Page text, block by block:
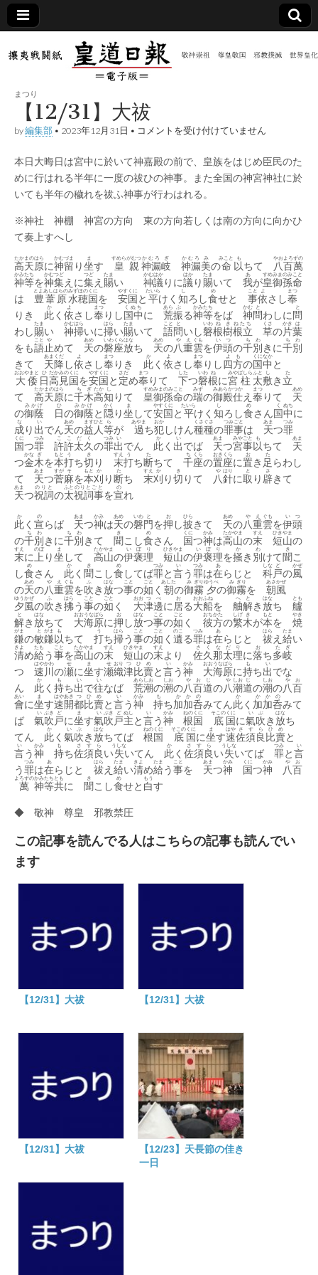
皇道
日報
（防
共新
聞）
電子
版
敬神
尊皇
｜昭
和八
年創
刊
実
践
攘夷
戦闘
まつり
【12/31】大祓
by編集部 • 2023年12月31日 • 【12/31】
は
コメントを受け付けていません
本日大晦日は宮中に於いて神嘉殿の前で、皇族をはじめ臣民のた
めに行はれる半年に一度の祓ひの神事。また全国の神宮神社に於
いても半年の穢れを祓ふ神事が行わはれる。
※神社 神棚 神宮の方向 東の方向若しくは南の方向に向かひ
て奏上すへし
高天原
たかまのはら
に神
かむ
留
づま
り坐
ま
す 皇親
すめらがむつ
神漏
かむろ
岐
ぎ
神漏
かむろ
美
み
の命
みこと
以
も
ちて 八百萬
やおよろずの
神
かみ
等
たち
を神
かむ
集
つど
えに集
つど
え 賜
たま
い 神議
かむはか
りに議
はか
り 賜
たま
いて 我
あ
が皇御孫命
すめみまのみこと
は 豊葦原
とよあしはらの
水穂国
みずほのくに
を 安国
やすくに
と 平
たいら
けく 知
し
ろし食
め
せと 事
こと
依
よ
さし奉
まつ
りき 此
か
く 依
よ
さし奉
まつ
りし国中
くぬち
に 荒
あら
振
ぶ
る神
かみ
等
たち
をば 神
かむ
問
と
わしに問
と
わし賜
たま
い 神
かむ
掃
はら
いに掃
はら
い賜
たま
いて 語
こと
問
と
いし磐
いわ
根
ね
樹
き
根立
ねたち
草
くさ
の片
かき
葉
は
をも語
こと
止
や
めて 天
あめ
の磐
いわ
座
くら
放
はな
ち 天
あめ
の八
や
重
え
雲
ぐも
を伊
い
頭
つ
の千
ち
別
わ
きに千
ち
別
わ
きて 天
あま
降
くだ
し依
よ
さし奉
まつ
りき 此
か
く 依
よ
さし奉
まつ
りし四
よ
方
も
の国
くに
中
なか
と
大倭
おおやまと
日
ひ
高
だか
見
みの
国
くに
を安
やす
国
くに
と 定
さだ
め奉
まつ
りて 下
した
つ磐
いわ
根
ね
に宮
みや
柱
ばしら
太
ふと
敷
し
き 立
た
て 高天原
たかまのはら
に千
ち
木
ぎ
高
たか
知
し
りて 皇御孫命
すめみまのみこと
の瑞
みず
の御殿
みあらか
仕
つか
え 奉
まつ
りて 天
あめ
の御蔭
みかげ
日
ひ
の御蔭
みかげ
と隠
かく
り坐
ま
して安
やす
国
くに
と 平
たいら
けく 知
し
ろし食
め
さん国
く
中
ぬち
に
成
な
り 出
い
でん天
あめ
の益人
ますひと
等
ら
が 過
あやま
ち犯
おか
しけん種
くさ
種
ぐさ
の罪事
つみごと
は 天
あま
つ罪
つみ
国
くに
つ罪
つみ
許許太久
ここだく
の罪
つみ
出
い
でん 此
か
く 出
い
でば 天
あま
つ宮
みや
事
ごと
以
も
ちて 天
あま
つ金
かな
木
ぎ
を本
もと
打
う
ち切
き
り 末
すえ
打
う
ち断
た
ちて 千
ち
座
くら
の置
おき
座
くら
に置
お
き 足
た
らわし
て 天
あま
つ菅
すが
麻
そ
を本
もと
刈
か
り断
た
ち 末
すえ
刈
か
り切
き
りて 八
や
針
はり
に取
と
り 辟
さ
きて
天
あま
つ祝詞
のりと
の太
ふと
祝詞事
のりとごと
を宣
の
れ
此
か
く 宣
の
らば 天
あま
つ神
かみ
は天
あめ
の磐
いわ
門
と
を押
お
し披
ひら
きて 天
あめ
の八重
やえ
雲
ぐも
を伊頭
いつ
の千
ち
別
わ
きに千
ち
別
わ
きて 聞
き
こし食
め
さん 国
くに
つ神
かみ
は高
たか
山
やま
の末
すえ
短
ひき
山
やま
の
末
すえ
に 上
のぼ
り坐
ま
して 高
たか
山
やま
の伊
い
褒
ぼ
理
り
短
ひき
山
やま
の伊
い
褒
ぼ
理
り
を掻
か
き 別
わ
けて聞
き
こ
し食
め
さん 此
か
く 聞
き
こし食
め
してば罪
つみ
と言
い
う罪
つみ
は在
あ
らじと 科
しな
戸
ど
の風
かぜ
の天
あめ
の八
や
重
え
雲
ぐも
を吹
ふ
き 放
はな
つ事
こと
の如
ごと
く 朝
あした
の御
み
霧
ぎり
夕
ゆうべ
の御
み
霧
ぎり
を 朝
あさ
風
かぜ
夕
ゆう
風
かぜ
の吹
ふ
き拂
はら
う事
こと
の如
ごと
く 大
おお
津
つ
邊
べ
に 居
お
る大
おお
船
ふね
を 舳
へ
解
と
き 放
はな
ち 艫
とも
解
と
き 放
はな
ちて 大
おお
海
うな
原
ばら
に押
お
し放
はな
つ事
こと
の如
ごと
く 彼方
おちかた
の繁
しげ
木
き
が本
もと
を 焼
やき
鎌
がま
の敏
と
鎌
がま
以
も
ちて 打
う
ち掃
はら
う事
こと
の如
ごと
く 遺
のこ
る罪
つみ
は在
あ
らじと 祓
はら
え 給
たま
い
清
きよ
め給
たも
う事
こと
を高
たか
山
やま
の末
すえ
短
ひき
山
やま
の末
すえ
より 佐
さ
久
く
那
な
太
だ
理
り
に落
お
ち多
た
岐
ぎ
つ 速
はや
川
かわ
の瀬
せ
に坐
ま
す瀬
せ
織
おり
津
つ
比
ひ
賣
め
と言
い
う神
かみ
大
おお
海
うな
原
ばら
に持
も
ち出
い
でな
ん 此
か
く 持
も
ち出
い
で往
い
なば 荒
あら
潮
しお
の潮
しお
の八
や
百
お
道
じ
の八
や
潮
しお
道
じ
の潮
しお
の八
や
百
お
會
あい
に坐
ま
す速
はや
開
あき
都
つ
比
ひ
賣
め
と言
い
う神
かみ
持
も
ち加
か
加
か
呑
の
みてん此
か
く 加
か
加
か
呑
の
みて
ば 氣
い
吹
ぶき
戸
ど
に坐
ま
す氣
い
吹
ぶき
戸
ど
主
ぬし
と言
い
う神
かみ
根
ねの
国
くに
底
そこの
国
くに
に氣
い
吹
ぶ
き 放
はな
ち
てん 此
か
く 氣
い
吹
ぶ
き 放
はな
ちてば 根
ねの
国
くに
底
そこの
国
くに
に坐
ま
す速
はや
佐
さ
須
す
良
ら
比
ひ
賣
め
と
言
い
う神
かみ
持
も
ち佐
さ
須
す
良
ら
い失
うしな
いてん 此
か
く 佐
さ
須
す
良
ら
い失
うしな
いてば 罪
つみ
と言
い
う罪
つみ
は在
あ
らじと 祓
はら
え 給
たま
い清
きよ
め給
たま
う事
こと
を 天
あま
つ神
かみ
国
くに
つ神
かみ
八
や
百
お
萬
よろずの
神
かみ
等
たち
共
とも
に 聞
き
こし食
め
せと 白
もう
す
◆ 敬神 尊皇 邪教禁圧
この記事を読んでる人はこちらの記事も読んでい
ます
【12/31】大祓 【12/31】大祓
【12/31】大祓
【12/23】天長節の佳き
一日